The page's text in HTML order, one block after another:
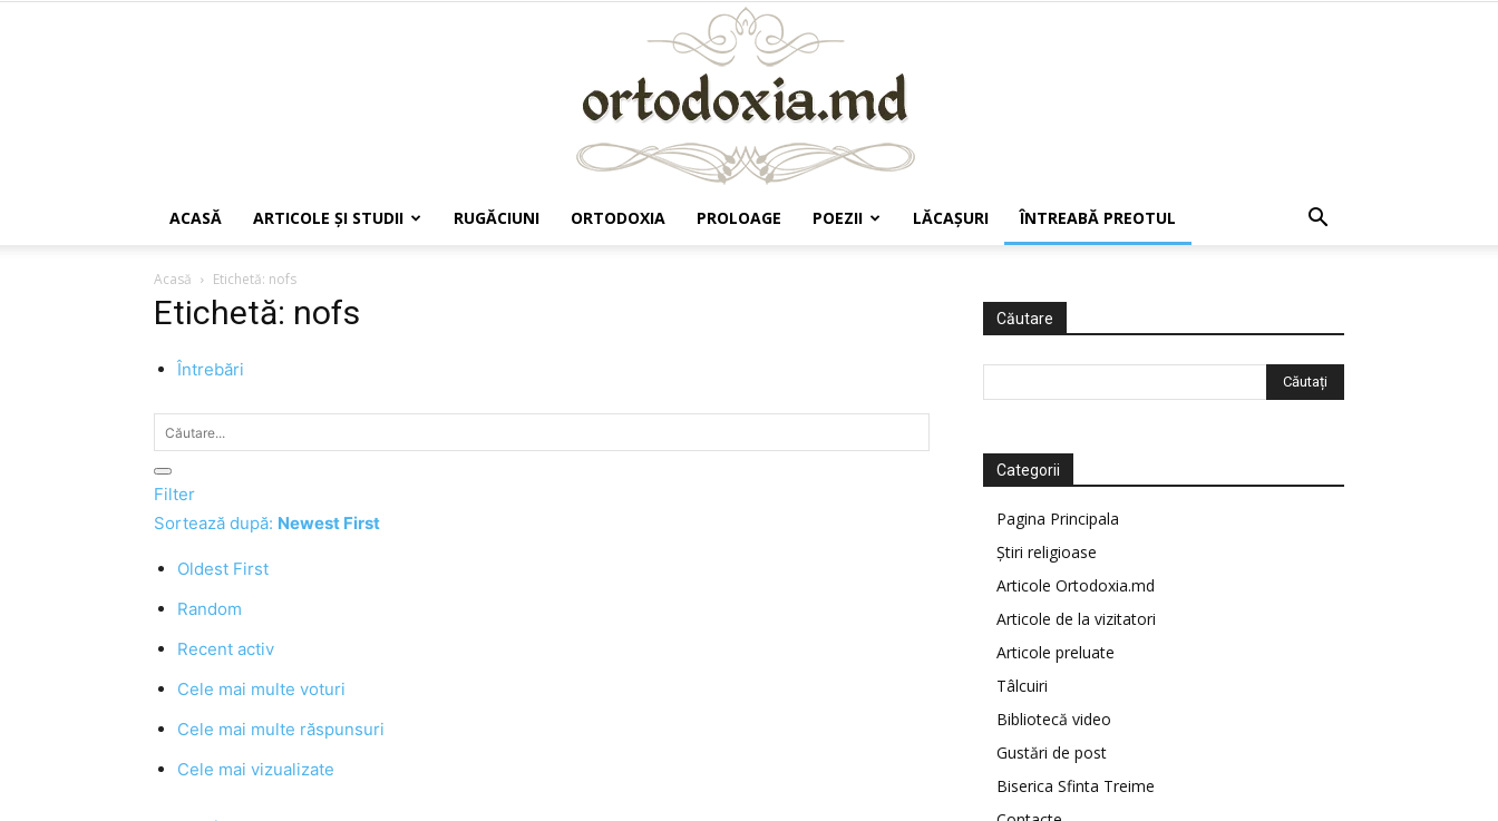
ACASĂ ARTICOLE ŞI STUDII RUGĂCIUNI ORTODOXIA PROLOAGE POEZII LĂCAŞURI ÎNTREABĂ PREOTUL
Acasă Etichetă: nofs
Etichetă: nofs
Întrebări
Filter
Sortează după: Newest First
Oldest First
Random
Recent activ
Cele mai multe voturi
Cele mai multe răspunsuri
Cele mai vizualizate
Căutare
Categorii
Pagina Principala
Știri religioase
Articole Ortodoxia.md
Articole de la vizitatori
Articole preluate
Tâlcuiri
Bibliotecă video
Gustări de post
Biserica Sfinta Treime